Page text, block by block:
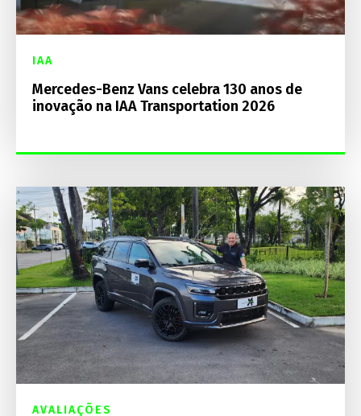
IAA
Mercedes-Benz Vans celebra 130 anos de
inovação na IAA Transportation 2026
AVALIAÇÕES